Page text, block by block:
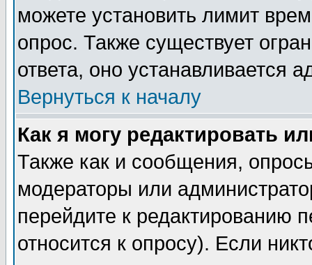
можете установить лимит
опрос. Также существует
ответа, оно устанавливается
Вернуться к началу
Как я могу редактировать
Также как и сообщения,
модераторы или
перейдите к редактированию
относится к опросу). Если